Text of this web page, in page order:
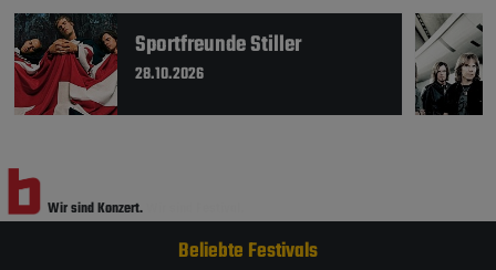
Sportfreunde Stiller
28.10.2026
Wir sind Konzert.
Beliebte Festivals